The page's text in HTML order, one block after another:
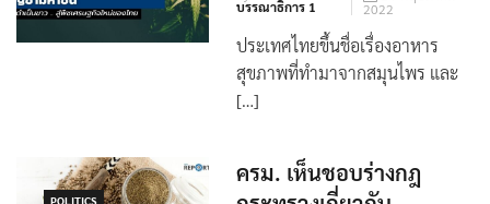
Byกอง
บรรณาธิการ 1
24 พฤษภาคม
2022
ประเทศไทยขึ้นชื่อเรื่องอาหาร